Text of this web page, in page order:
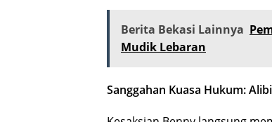
Berita Bekasi Lainnya
Mudik Lebaran
Sanggahan Kuasa Hukum: